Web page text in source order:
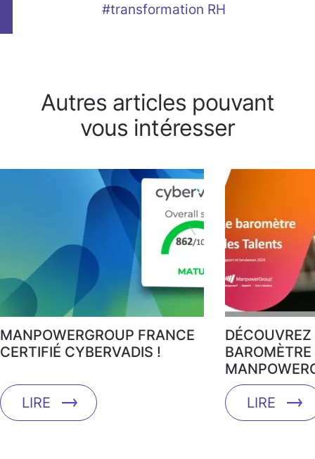
#transformation RH
Autres articles pouvant
vous intéresser
MANPOWERGROUP FRANCE
CERTIFIÉ CYBERVADIS !
LIRE
DÉCOUVREZ
LIRE